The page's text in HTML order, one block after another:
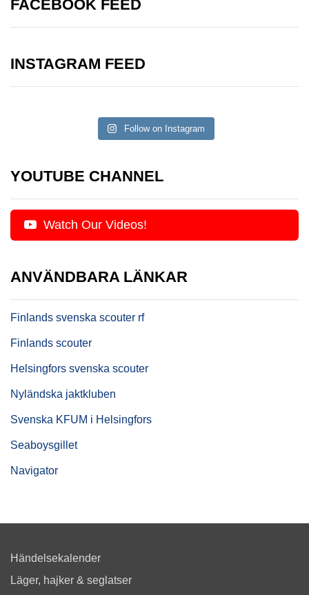
FACEBOOK FEED
INSTAGRAM FEED
Follow on Instagram
YOUTUBE CHANNEL
Watch Our Videos!
ANVÄNDBARA LÄNKAR
Finlands svenska scouter rf
Finlands scouter
Helsingfors svenska scouter
Nyländska jaktkluben
Svenska KFUM i Helsingfors
Seaboysgillet
Navigator
Händelsekalender
Läger, hajker & seglatser